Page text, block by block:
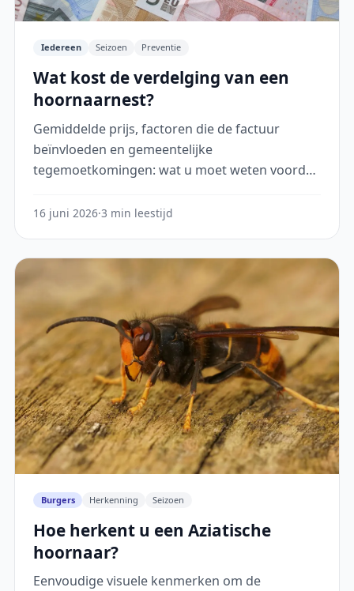
Iedereen Seizoen Preventie
Wat kost de verdelging van een
hoornaarnest?
Gemiddelde prijs, factoren die de factuur
beïnvloeden en gemeentelijke
tegemoetkomingen: wat u moet weten voordat
16 juni 2026·3 min leestijd
Burgers Herkenning Seizoen
Hoe herkent u een Aziatische
hoornaar?
Eenvoudige visuele kenmerken om de